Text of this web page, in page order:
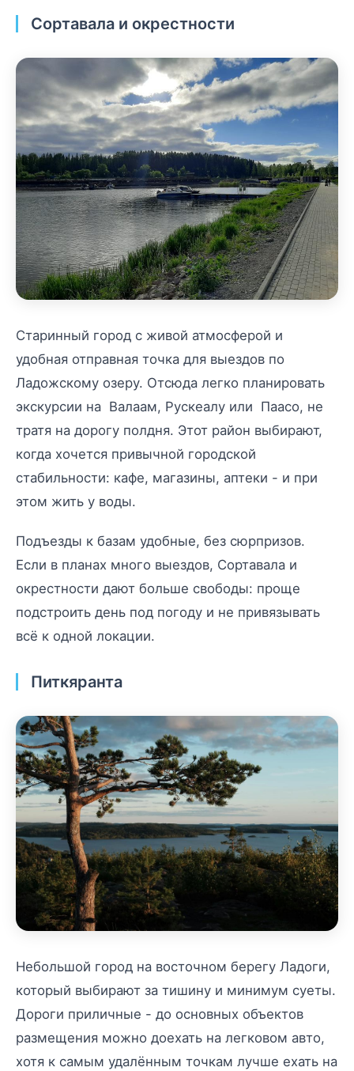
Сортавала и окрестности
Старинный город с живой атмосферой и
удобная отправная точка для выездов по
Ладожскому озеру. Отсюда легко планировать
экскурсии на Валаам, Рускеалу или Паасо, не
тратя на дорогу полдня. Этот район выбирают,
когда хочется привычной городской
стабильности: кафе, магазины, аптеки - и при
этом жить у воды.
Подъезды к базам удобные, без сюрпризов.
Если в планах много выездов, Сортавала и
окрестности дают больше свободы: проще
подстроить день под погоду и не привязывать
всё к одной локации.
Питкяранта
Небольшой город на восточном берегу Ладоги,
который выбирают за тишину и минимум суеты.
Дороги приличные - до основных объектов
размещения можно доехать на легковом авто,
хотя к самым удалённым точкам лучше ехать на